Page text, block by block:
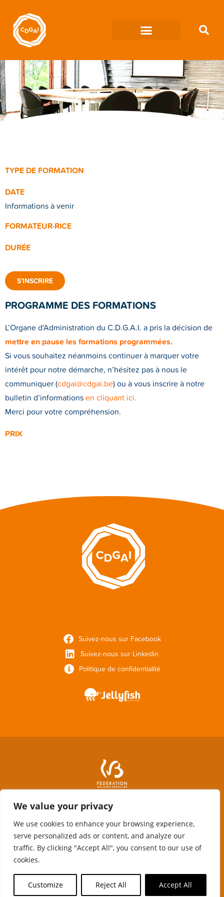
We value your privacy
We use cookies to enhance your browsing experience,
serve personalized ads or content, and analyze our
traffic. By clicking "Accept All", you consent to our use of
cookies.
Customize Reject All Accept All
TYPE DE FORMATION
DATE
Informations à venir
FORMATEUR·RICE
DURÉE
S'INSCRIRE
PROGRAMME DES FORMATIONS
L’Organe d’Administration du C.D.G.A.I. a pris la décision de
mettre en pause les formations programmées.
Si vous souhaitez néanmoins continuer à marquer votre
intérêt pour notre démarche, n’hésitez pas à nous le
communiquer (cdgai@cdgai.be) ou à vous inscrire à notre
bulletin d’informationsen cliquant ici.
Merci pour votre compréhension.
PRIX
Suivez-nous sur Facebook
Suivez-nous sur Linkedin
Politique de confidentialité
Avec le soutien de la Fédération Wallonie-Bruxelles, de la Wallonie et
du Fonds Social européen